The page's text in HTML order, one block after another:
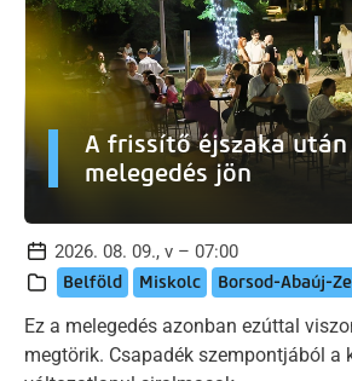
A frissítő éjszaka
melegedés jön
2026. 08. 09., v – 07:00
Belföld Miskolc Borsod-Abaúj-
Ez a melegedés azonban ezúttal
megtörik. Csapadék szempontjából a